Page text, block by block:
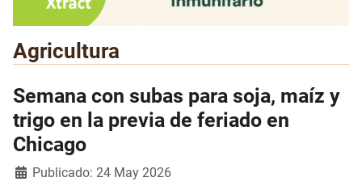
Agricultura
Semana con subas para soja, maíz y
trigo en la previa de feriado en
Chicago
Detalles
Publicado: 24 May 2026